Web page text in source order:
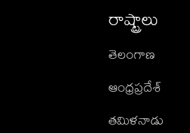
రాష్ట్రాలు
తెలంగాణ
ఆంధ్రప్రదేశ్
తమిళనాడు